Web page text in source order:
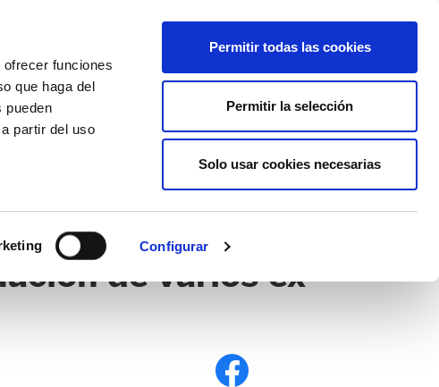
funciones
que haga del
pueden
partir del uso
Configurar
Permitir todas las cookies
Permitir la selección
Solo usar cookies necesarias
AFÍLIATE
de varios ex